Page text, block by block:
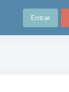
Entrar